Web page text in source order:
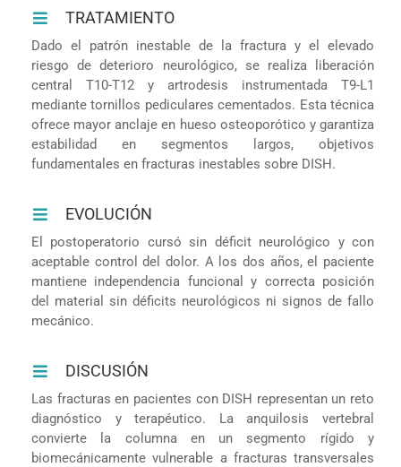
TRATAMIENTO
Dado el patrón inestable de la fractura y el elevado
riesgo de deterioro neurológico, se realiza liberación
central T10-T12 y artrodesis instrumentada T9-L1
mediante tornillos pediculares cementados. Esta técnica
ofrece mayor anclaje en hueso osteoporótico y garantiza
estabilidad en segmentos largos, objetivos
fundamentales en fracturas inestables sobre DISH.
EVOLUCIÓN
El postoperatorio cursó sin déficit neurológico y con
aceptable control del dolor. A los dos años, el paciente
mantiene independencia funcional y correcta posición
del material sin déficits neurológicos ni signos de fallo
mecánico.
DISCUSIÓN
Las fracturas en pacientes con DISH representan un reto
diagnóstico y terapéutico. La anquilosis vertebral
convierte la columna en un segmento rígido y
biomecánicamente vulnerable a fracturas transversales